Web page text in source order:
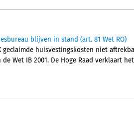
blijven in stand (art. 81 Wet RO)
geclaimde huisvestingskosten niet
Wet IB 2001. De Hoge Raad verklaart